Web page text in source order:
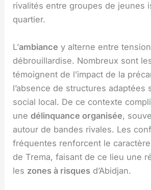
rivalités entre groupes de jeunes
quartier.
L’ambiance y alterne entre
débrouillardise. Nombreux sont
témoignent de l’impact de la
l’absence de structures adaptées
social local. De ce contexte
unedélinquance organisée,
autour de bandes rivales. Les
fréquentes renforcent le
de Trema, faisant de ce lieu une
les zones à risques d’Abidjan.